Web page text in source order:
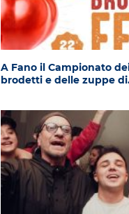
A Fano il Campionato
brodetti e delle zuppe